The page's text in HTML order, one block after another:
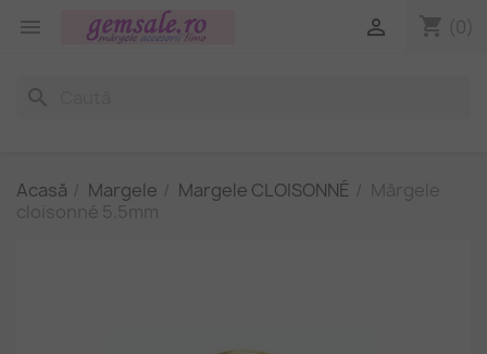
 shopping_cart (0)

search
Acasă Margele Margele CLOISONNÉ
Mărgele
cloisonné 5.5mm